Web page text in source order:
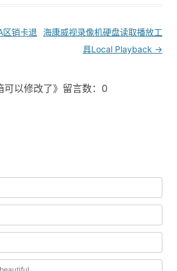
区销卡退
海康威视录像机硬盘读取播放工
具Local Playback →
可以修改了》留言数：0